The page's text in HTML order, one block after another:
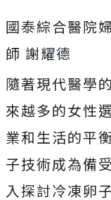
國泰綜合醫院
師 謝耀德
隨著現代醫學
來越多的女性
業和生活的平
子技術成為備
入探討冷凍卵